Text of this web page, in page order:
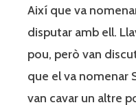
Així que va
disputar amb ell.
pou, però van
que el va nomenar
van cavar un altre